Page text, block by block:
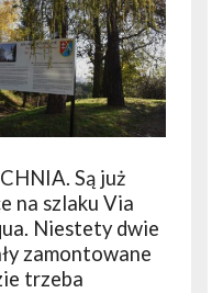
Są już
na szlaku Via
Niestety dwie
zamontowane
trzeba